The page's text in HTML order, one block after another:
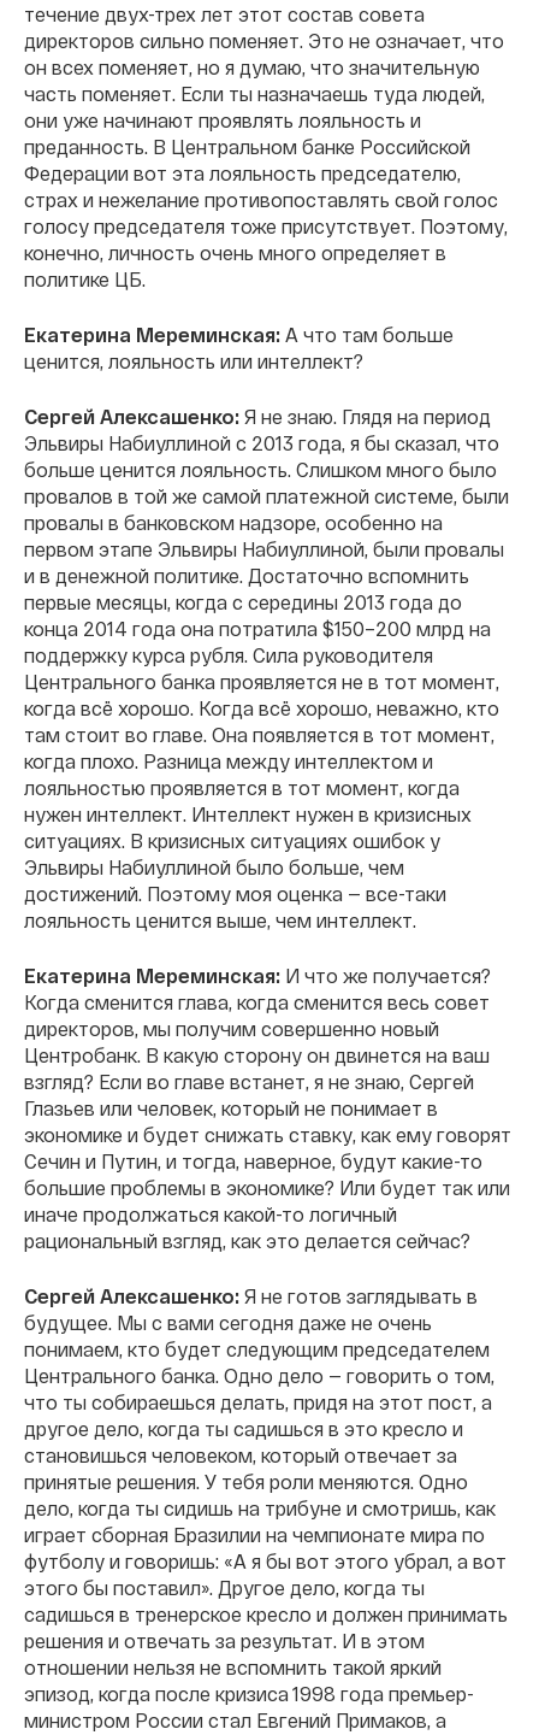
течение двух-трех лет этот состав совета
директоров сильно поменяет. Это не означает, что
он всех поменяет, но я думаю, что значительную
часть поменяет. Если ты назначаешь туда людей,
они уже начинают проявлять лояльность и
преданность. В Центральном банке Российской
Федерации вот эта лояльность председателю,
страх и нежелание противопоставлять свой голос
голосу председателя тоже присутствует. Поэтому,
конечно, личность очень много определяет в
политике ЦБ.
Екатерина Мереминская: А что там больше
ценится, лояльность или интеллект?
Сергей Алексашенко: Я не знаю. Глядя на период
Эльвиры Набиуллиной с 2013 года, я бы сказал, что
больше ценится лояльность. Слишком много было
провалов в той же самой платежной системе, были
провалы в банковском надзоре, особенно на
первом этапе Эльвиры Набиуллиной, были провалы
и в денежной политике. Достаточно вспомнить
первые месяцы, когда с середины 2013 года до
конца 2014 года она потратила $150–200 млрд на
поддержку курса рубля. Сила руководителя
Центрального банка проявляется не в тот момент,
когда всё хорошо. Когда всё хорошо, неважно, кто
там стоит во главе. Она появляется в тот момент,
когда плохо. Разница между интеллектом и
лояльностью проявляется в тот момент, когда
нужен интеллект. Интеллект нужен в кризисных
ситуациях. В кризисных ситуациях ошибок у
Эльвиры Набиуллиной было больше, чем
достижений. Поэтому моя оценка — все-таки
лояльность ценится выше, чем интеллект.
Екатерина Мереминская: И что же получается?
Когда сменится глава, когда сменится весь совет
директоров, мы получим совершенно новый
Центробанк. В какую сторону он двинется на ваш
взгляд? Если во главе встанет, я не знаю, Сергей
Глазьев или человек, который не понимает в
экономике и будет снижать ставку, как ему говорят
Сечин и Путин, и тогда, наверное, будут какие-то
большие проблемы в экономике? Или будет так или
иначе продолжаться какой-то логичный
рациональный взгляд, как это делается сейчас?
Сергей Алексашенко: Я не готов заглядывать в
будущее. Мы с вами сегодня даже не очень
понимаем, кто будет следующим председателем
Центрального банка. Одно дело — говорить о том,
что ты собираешься делать, придя на этот пост, а
другое дело, когда ты садишься в это кресло и
становишься человеком, который отвечает за
принятые решения. У тебя роли меняются. Одно
дело, когда ты сидишь на трибуне и смотришь, как
играет сборная Бразилии на чемпионате мира по
футболу и говоришь: «А я бы вот этого убрал, а вот
этого бы поставил». Другое дело, когда ты
садишься в тренерское кресло и должен принимать
решения и отвечать за результат. И в этом
отношении нельзя не вспомнить такой яркий
эпизод, когда после кризиса 1998 года премьер-
министром России стал Евгений Примаков, а